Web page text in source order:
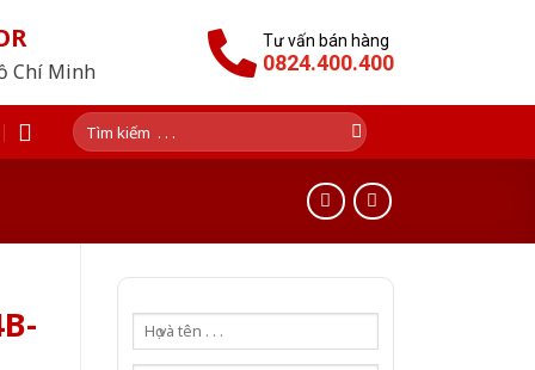
Chí Minh
Tư vấn bán hàng
0824.400.400
Tìm
kiếm: